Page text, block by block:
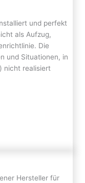
und perfekt
als Aufzug,
Die
und Situationen, in
nicht realisiert
Hersteller für